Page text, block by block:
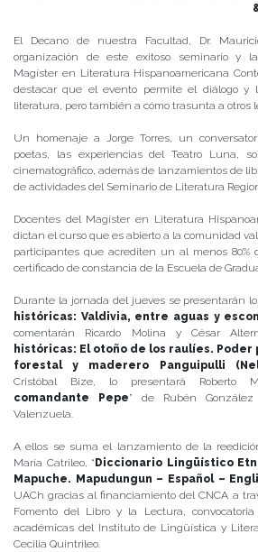
El Decano de nuestra Facultad, Dr.
organización de este exitoso seminario y
Magíster en Literatura Hispanoamericana
destacar que el evento permite el diálogo y
literatura, pero también a cómo trasunta a otros
Un homenaje a Jorge Torres, un
poetas, las experiencias del Teatro Luna,
cinematográfico, además de lanzamientos de
de actividades del Seminario de Literatura
Docentes del Magíster en Literatura
dictan el curso que es abierto a la comunidad
participantes que acrediten un al menos 80%
certificado de constancia de la Escuela de
Durante la jornada del jueves se presentarán
históricas: Valdivia, entre aguas y
comentarán Ricardo Molina y César
históricas: El otoño de los raulíes.
forestal y maderero Panguipulli
Cristóbal Bize, lo presentará Roberto
comandante Pepe” de Rubén
Valenzuela.
A ellos se suma el lanzamiento de la
María Catrileo, “ Diccionario Lingüístico
Mapuche. Mapudungun – Español –
UACh gracias al financiamiento del CNCA a
Fomento del Libro y la Lectura,
académicas del Instituto de Lingüística y
Cecilia Quintrileo.